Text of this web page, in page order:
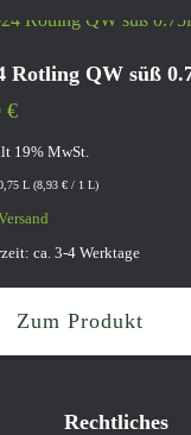
Rotling QW süß
€
19% MwSt.
L (8,93€ / 1 L)
ca. 3-4 Werktage
Zum Produkt
Rechtliches